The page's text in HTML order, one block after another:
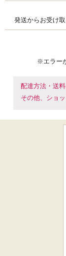
発送からお受け
※エラー
配達方法・送
その他、ショ